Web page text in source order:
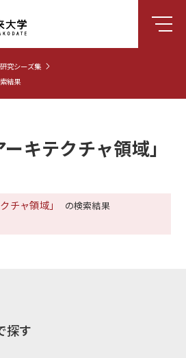
研究シーズ集
結果
キテクチャ領域」
チャ領域」 の検索結果
探す